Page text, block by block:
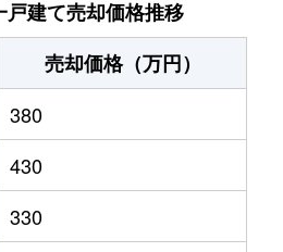
建て売却価格推移
売却価格（万円）
380
430
330